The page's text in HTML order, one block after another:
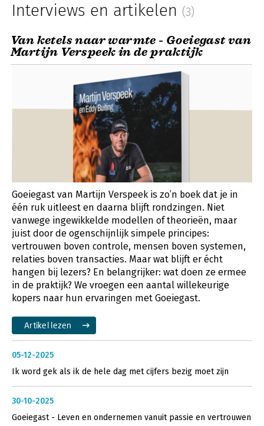
Interviews en artikelen (3)
Van ketels naar warmte - Goeiegast van
Martijn Verspeek in de praktijk
Goeiegast van Martijn Verspeek is zo’n boek dat je in
één ruk uitleest en daarna blijft rondzingen. Niet
vanwege ingewikkelde modellen of theorieën, maar
juist door de ogenschijnlijk simpele principes:
vertrouwen boven controle, mensen boven systemen,
relaties boven transacties. Maar wat blijft er écht
hangen bij lezers? En belangrijker: wat doen ze ermee
in de praktijk? We vroegen een aantal willekeurige
kopers naar hun ervaringen met Goeiegast.
Artikel lezen
05-12-2025
Ik word gek als ik de hele dag met cijfers bezig moet zijn
30-10-2025
Goeiegast - Leven en ondernemen vanuit passie en vertrouwen